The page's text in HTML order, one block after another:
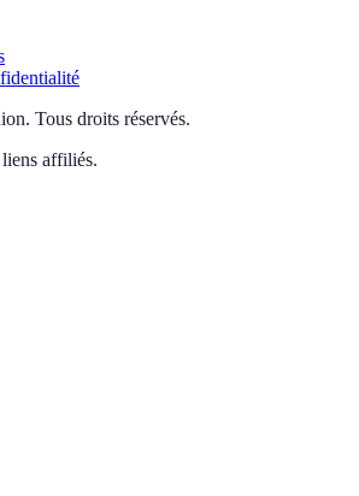
. Tous droits réservés.
affiliés.